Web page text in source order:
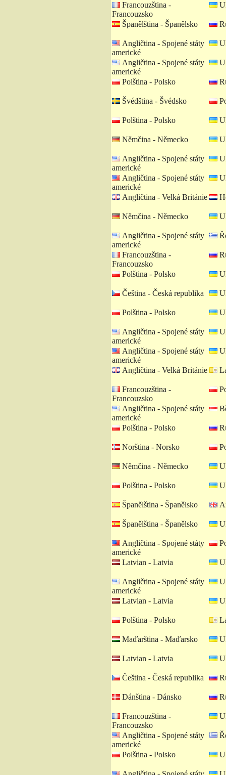
Francouzština -
Francouzsko
Španělština - Španělsko
Angličtina - Spojené státy
americké
Angličtina - Spojené státy
americké
Polština - Polsko
Švédština - Švédsko
Polština - Polsko
Němčina - Německo
Angličtina - Spojené státy
americké
Angličtina - Spojené státy
americké
Angličtina - Velká Británie
Němčina - Německo
Angličtina - Spojené státy
americké
Francouzština -
Francouzsko
Polština - Polsko
Čeština - Česká republika
Polština - Polsko
Angličtina - Spojené státy
americké
Angličtina - Spojené státy
americké
Angličtina - Velká Británie
Francouzština -
Francouzsko
Angličtina - Spojené státy
americké
Polština - Polsko
Norština - Norsko
Němčina - Německo
Polština - Polsko
Španělština - Španělsko
Španělština - Španělsko
Angličtina - Spojené státy
americké
Latvian - Latvia
Angličtina - Spojené státy
americké
Latvian - Latvia
Polština - Polsko
Maďarština - Maďarsko
Latvian - Latvia
Čeština - Česká republika
Dánština - Dánsko
Francouzština -
Francouzsko
Angličtina - Spojené státy
americké
Polština - Polsko